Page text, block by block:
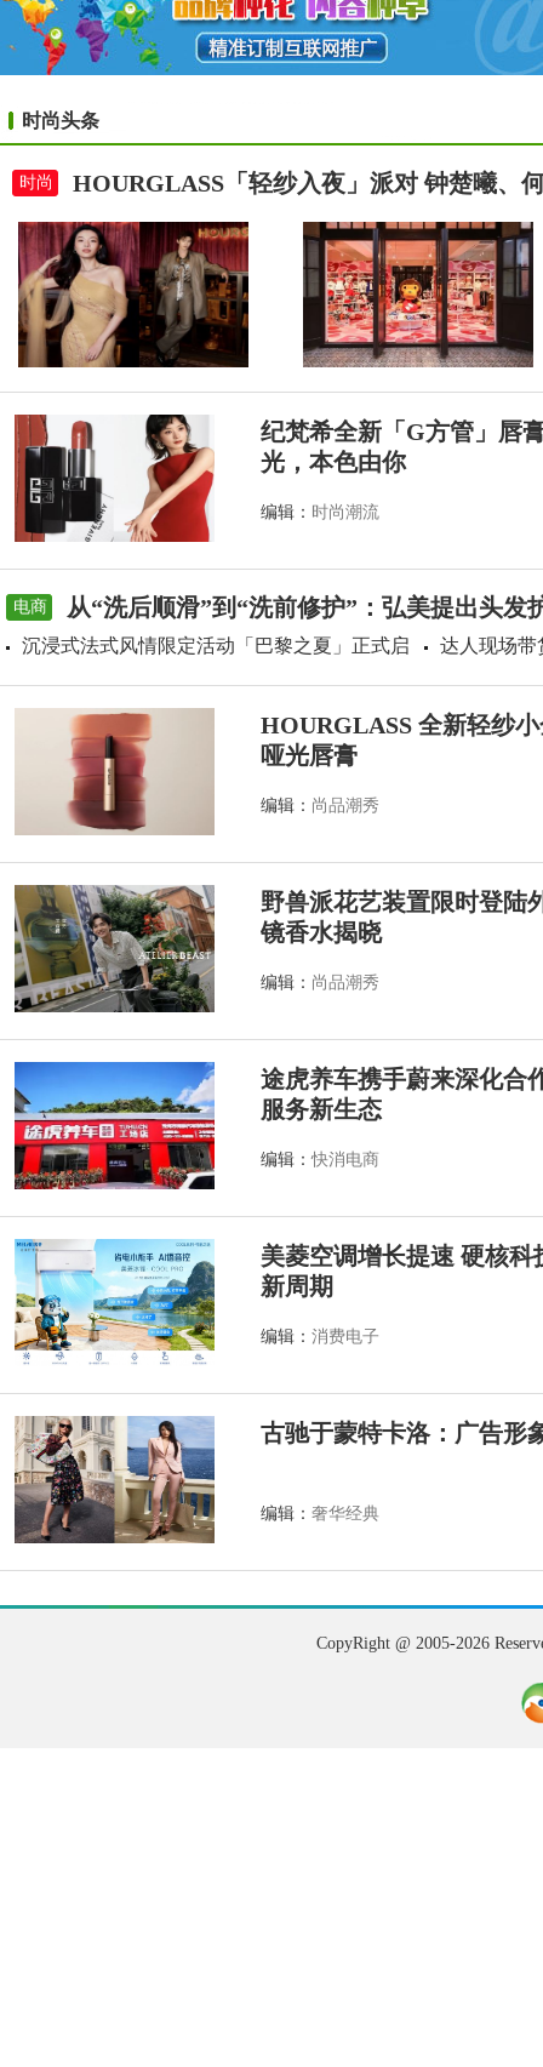
时尚头条
时尚 HOURGLASS「轻纱入夜」派对 钟楚曦、
纪梵希全新「G方管」唇
光，本色由你
编辑： 时尚潮流
电商 从“洗后顺滑”到“洗前修护”：弘美提出头发
沉浸式法式风情限定活动「巴黎之夏」正式启 达人现场带
HOURGLASS 全新轻纱
哑光唇膏
编辑： 尚品潮秀
野兽派花艺装置限时登
镜香水揭晓
编辑： 尚品潮秀
途虎养车携手蔚来深化合
服务新生态
编辑：快消电商
美菱空调增长提速 硬核
新周期
编辑： 消费电子
古驰于蒙特卡洛：广告形
编辑： 奢华经典
CopyRight @ 2005-2026